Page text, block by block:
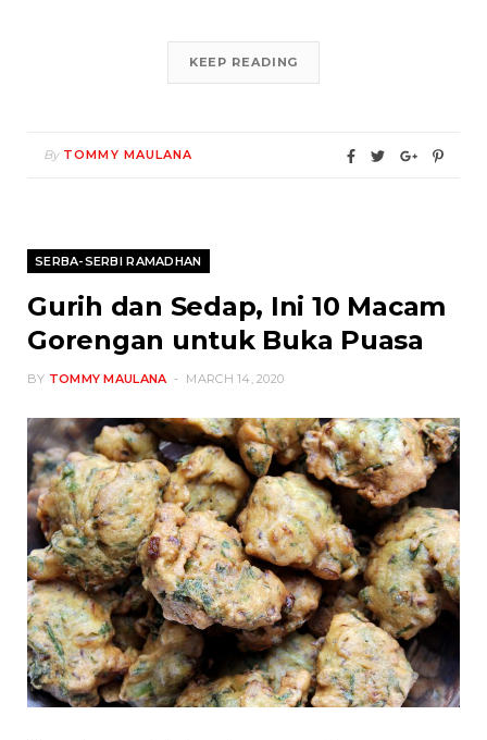
KEEP READING
By TOMMY MAULANA
SERBA-SERBI RAMADHAN
Gurih dan Sedap, Ini 10 Macam
Gorengan untuk Buka Puasa
BY TOMMY MAULANA MARCH 14, 2020